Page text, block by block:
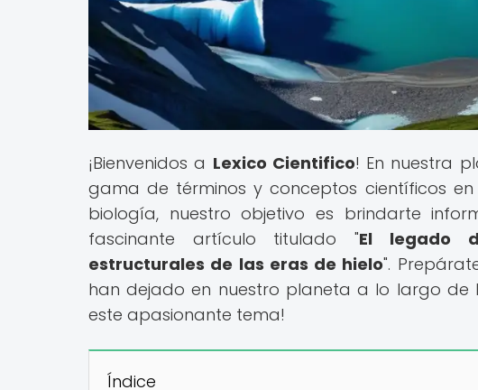
¡Bienvenidos a Lexico Cientifico! En nuestra
gama de términos y conceptos científicos
biología, nuestro objetivo es brindarte
fascinante artículo titulado "El legado
estructurales de las eras de hielo".
han dejado en nuestro planeta a lo largo de
este apasionante tema!
Índice